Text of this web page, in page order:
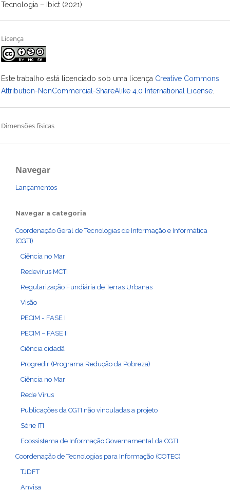
Tecnologia – Ibict (2021)
Licença
Este trabalho está licenciado sob uma licença Creative Commons
Attribution-NonCommercial-ShareAlike 4.0 International License.
Dimensões físicas
Navegar
Lançamentos
Navegar a categoria
Coordenação Geral de Tecnologias de Informação e Informática
(CGTI)
Ciência no Mar
Redevírus MCTI
Regularização Fundiária de Terras Urbanas
Visão
PECIM - FASE I
PECIM – FASE II
Ciência cidadã
Progredir (Programa Redução da Pobreza)
Ciência no Mar
Rede Vírus
Publicações da CGTI não vinculadas a projeto
Série ITI
Ecossistema de Informação Governamental da CGTI
Coordenação de Tecnologias para Informação (COTEC)
TJDFT
Anvisa